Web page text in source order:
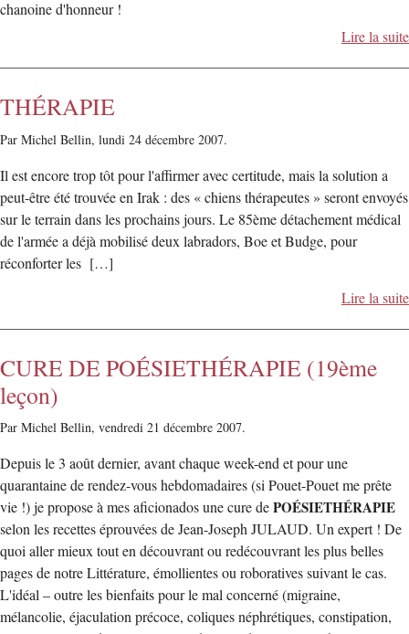
chanoine d'honneur !
Lire la suite
THÉRAPIE
Par Michel Bellin, lundi 24 décembre 2007.
Il est encore trop tôt pour l'affirmer avec certitude, mais la solution a
peut-être été trouvée en Irak : des « chiens thérapeutes » seront envoyés
sur le terrain dans les prochains jours. Le 85ème détachement médical
de l'armée a déjà mobilisé deux labradors, Boe et Budge, pour
réconforter les […]
Lire la suite
CURE DE POÉSIETHÉRAPIE (19ème
leçon)
Par Michel Bellin, vendredi 21 décembre 2007.
Depuis le 3 août dernier, avant chaque week-end et pour une
quarantaine de rendez-vous hebdomadaires (si Pouet-Pouet me prête
vie !) je propose à mes aficionados une cure dePOÉSIETHÉRAPIE
selon les recettes éprouvées de Jean-Joseph JULAUD. Un expert ! De
quoi aller mieux tout en découvrant ou redécouvrant les plus belles
pages de notre Littérature, émollientes ou roboratives suivant le cas.
L'idéal – outre les bienfaits pour le mal concerné (migraine,
mélancolie, éjaculation précoce, coliques néphrétiques, constipation,